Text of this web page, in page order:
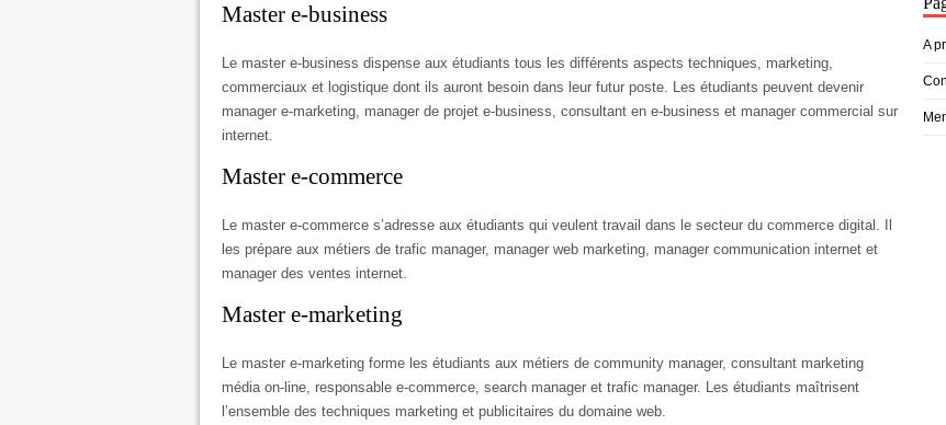
Master e-business
Le master e-business dispense aux étudiants tous les différents aspects techniques, marketing,
commerciaux et logistique dont ils auront besoin dans leur futur poste. Les étudiants peuvent devenir
manager e-marketing, manager de projet e-business, consultant en e-business et manager commercial sur
internet.
Master e-commerce
Le master e-commerce s’adresse aux étudiants qui veulent travail dans le secteur du commerce digital. Il
les prépare aux métiers de trafic manager, manager web marketing, manager communication internet et
manager des ventes internet.
Master e-marketing
Le master e-marketing forme les étudiants aux métiers de community manager, consultant marketing
média on-line, responsable e-commerce, search manager et trafic manager. Les étudiants maîtrisent
l’ensemble des techniques marketing et publicitaires du domaine web.
A